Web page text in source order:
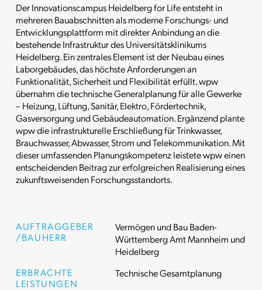
Der Innovationscampus Heidelberg for Life entsteht in
mehreren Bauabschnitten als moderne Forschungs- und
Entwicklungsplattform mit direkter Anbindung an die
bestehende Infrastruktur des Universitätsklinikums
Heidelberg. Ein zentrales Element ist der Neubau eines
Laborgebäudes, das höchste Anforderungen an
Funktionalität, Sicherheit und Flexibilität erfüllt. wpw
übernahm die technische Generalplanung für alle Gewerke
– Heizung, Lüftung, Sanitär, Elektro, Fördertechnik,
Gasversorgung und Gebäudeautomation. Ergänzend plante
wpw die infrastrukturelle Erschließung für Trinkwasser,
Brauchwasser, Abwasser, Strom und Telekommunikation. Mit
dieser umfassenden Planungskompetenz leistete wpw einen
entscheidenden Beitrag zur erfolgreichen Realisierung eines
zukunftsweisenden Forschungsstandorts.
AUFTRAGGEBER
/BAUHERR
Vermögen und Bau Baden-
Württemberg Amt Mannheim und
Heidelberg
ERBRACHTE
LEISTUNGEN
Technische Gesamtplanung